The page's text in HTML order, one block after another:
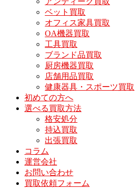
ベット買取
オフィス家具買取
OA機器買取
工具買取
ブランド品買取
厨房機器買取
店舗用品買取
健康器具・スポーツ買取
初めての方へ
選べる買取方法
格安処分
持込買取
出張買取
コラム
運営会社
お問い合わせ
買取依頼フォーム